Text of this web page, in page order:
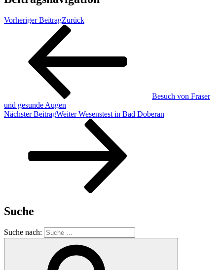
Vorheriger BeitragZurück
Besuch von Fraser
und gesunde Augen
Nächster BeitragWeiter Wesenstest in Bad Doberan
Suche
Suche nach: